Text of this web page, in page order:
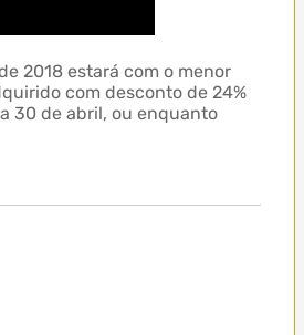
2018 estará com o menor
com desconto de 24%
30 de abril, ou enquanto